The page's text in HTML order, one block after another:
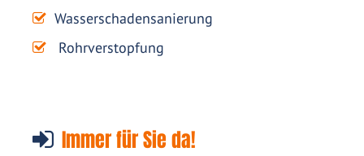
Wasserschadensanierung
Rohrverstopfung
Immer für Sie da!